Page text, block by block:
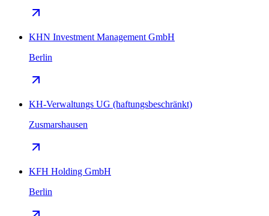
KHN Investment Management GmbH
Berlin
KH-Verwaltungs UG (haftungsbeschränkt)
Zusmarshausen
KFH Holding GmbH
Berlin